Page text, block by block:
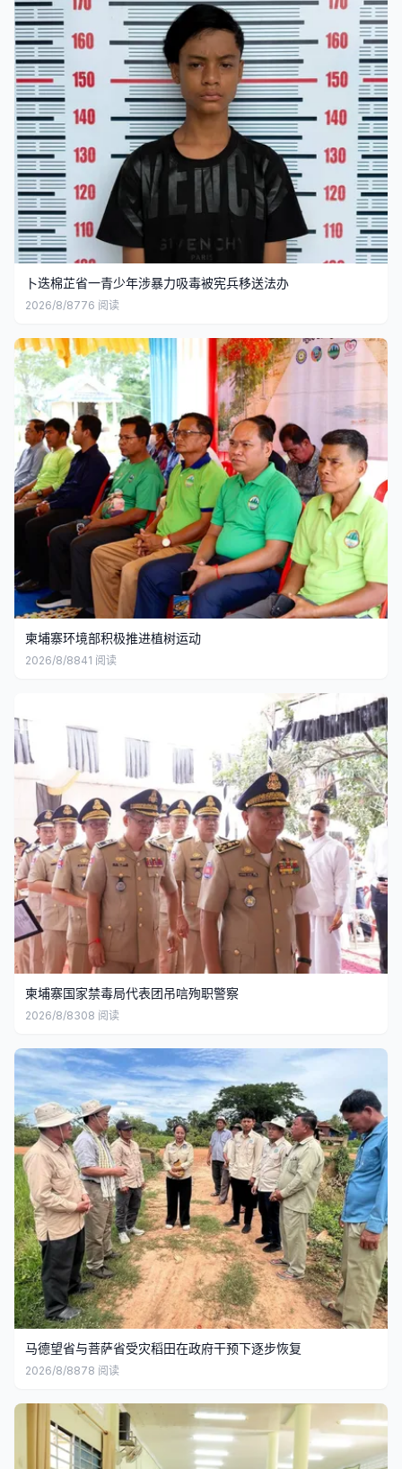
卜迭棉芷省一青少年涉暴力吸毒被宪兵移送法办
2026/8/8776 阅读
柬埔寨环境部积极推进植树运动
2026/8/8841 阅读
柬埔寨国家禁毒局代表团吊唁殉职警察
2026/8/8308 阅读
马德望省与菩萨省受灾稻田在政府干预下逐步恢复
2026/8/8878 阅读